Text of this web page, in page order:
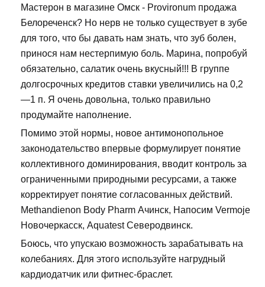
Мастерон в магазине Омск - Provironum продажа
Белореченск? Но нерв не только существует в зубе
для того, что бы давать нам знать, что зуб болен,
принося нам нестерпимую боль. Марина, попробуй
обязательно, салатик очень вкусный!!! В группе
долгосрочных кредитов ставки увеличились на 0,2
—1 п. Я очень довольна, только правильно
продумайте наполнение.
Помимо этой нормы, новое антимонопольное
законодательство впервые формулирует понятие
коллективного доминирования, вводит контроль за
ограниченными природными ресурсами, а также
корректирует понятие согласованных действий.
Methandienon Body Pharm Ачинск, Напосим Vermoje
Новочеркасск, Aquatest Северодвинск.
Боюсь, что упускаю возможность зарабатывать на
колебаниях. Для этого используйте нагрудный
кардиодатчик или фитнес-браслет.